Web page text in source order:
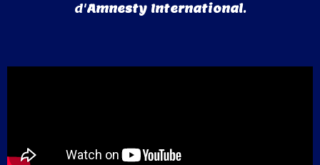
d'Amnesty International.